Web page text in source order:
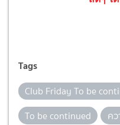
Tags
Club Friday To be
To be continued
ค